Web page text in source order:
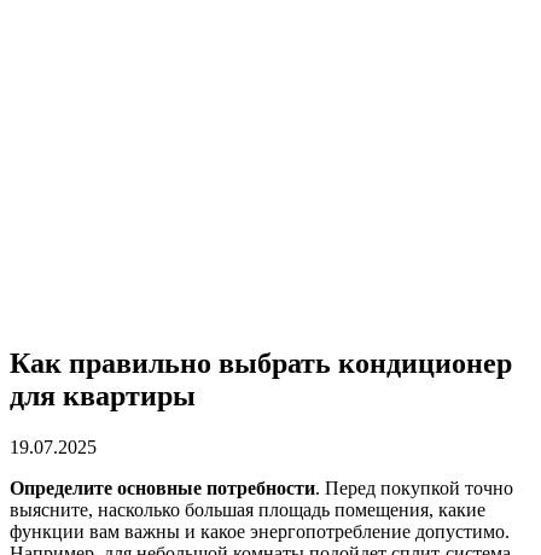
Как правильно выбрать кондиционер
для квартиры
19.07.2025
Определите основные потребности. Перед покупкой точно
выясните, насколько большая площадь помещения, какие
функции вам важны и какое энергопотребление допустимо.